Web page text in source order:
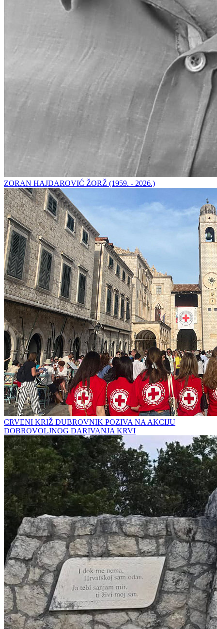
ZORAN HAJDAROVIĆ ŽORŽ (1959. - 2026.)
CRVENI KRIŽ DUBROVNIK POZIVA NA AKCIJU
DOBROVOLJNOG DARIVANJA KRVI